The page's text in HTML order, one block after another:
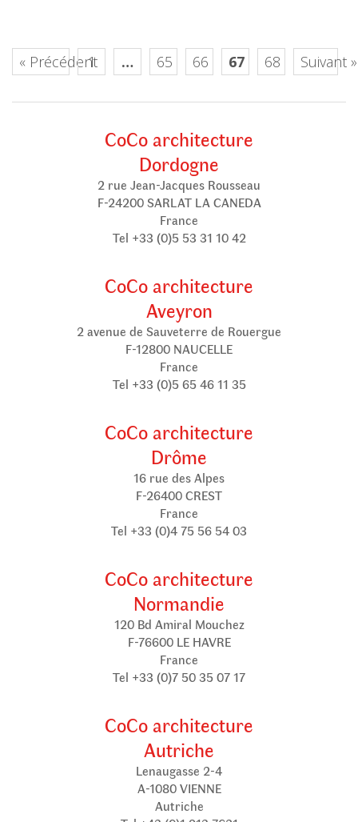
« Précédent
1 … 65 66 67 68 Suivant »
CoCo architecture
Dordogne
2 rue Jean-Jacques Rousseau
F-24200 SARLAT LA CANEDA
France
Tel +33 (0)5 53 31 10 42
CoCo architecture
Aveyron
2 avenue de Sauveterre de Rouergue
F-12800 NAUCELLE
France
Tel +33 (0)5 65 46 11 35
CoCo architecture
Drôme
16 rue des Alpes
F-26400 CREST
France
Tel +33 (0)4 75 56 54 03
CoCo architecture
Normandie
120 Bd Amiral Mouchez
F-76600 LE HAVRE
France
Tel +33 (0)7 50 35 07 17
CoCo architecture
Autriche
Lenaugasse 2-4
A-1080 VIENNE
Autriche